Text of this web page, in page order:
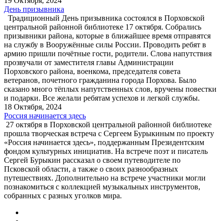
День призывника
Традиционный День призывника состоялся в Порховской
центральной районной библиотеке 17 октября. Собрались
призывники района, которые в ближайшее время отправятся
на службу в Вооружённые силы России. Проводить ребят в
армию пришли почётные гости, родители. Слова напутствия
прозвучали от заместителя главы Администрации
Порховского района, военкома, председателя совета
ветеранов, почетного гражданина города Порхова. Было
сказано много тёплых напутственных слов, вручены повестки
и подарки. Все желали ребятам успехов и легкой службы.
18 Октября, 2024
Россия начинается здесь
27 октября в Порховской центральной районной библиотеке
прошла творческая встреча с Сергеем Бурыкиным по проекту
«Россия начинается здесь», поддержанным Президентским
фондом культурных инициатив. На встрече поэт и писатель
Сергей Бурыкин рассказал о своем путеводителе по
Псковской области, а также о своих разнообразных
путешествиях. Дополнительно на встрече участники могли
познакомиться с коллекцией музыкальных инструментов,
собранных с разных уголков мира.